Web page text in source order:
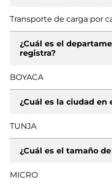
Transporte de carga por
¿Cuál es el
registra?
BOYACA
¿Cuál es la ciudad en
TUNJA
¿Cuál es el tamaño
MICRO